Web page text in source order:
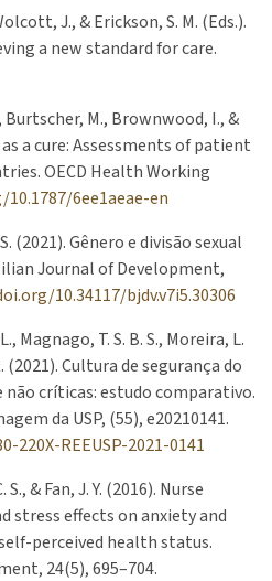
J., & Erickson, S. M. (Eds.).
a new standard for care.
Burtscher, M., Brownwood, I., &
a cure: Assessments of patient
OECD Health Working
6ee1aeae-en
(2021). Gênero e divisão sexual
Journal of Development,
10.34117/bjdv.v7i5.30306
Magnago, T. S. B. S., Moreira, L.
(2021). Cultura de segurança do
não críticas: estudo comparativo.
da USP, (55), e20210141.
REEUSP-2021-0141
S., & Fan, J. Y. (2016). Nurse
effects on anxiety and
perceived health status.
24(5), 695–704.